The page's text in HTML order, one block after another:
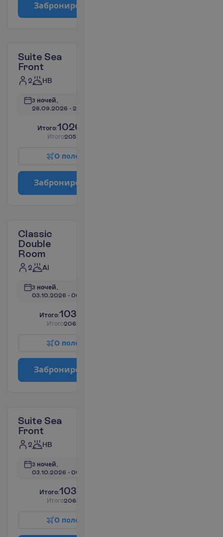
Заброниро
Suite Sea
Front
2 HB
3 ночей,
26.09.2026 - 29.09.2026
Итого:1026.63
Итого2053.26
О поле
Заброниро
Classic
Double
Room
2 AI
3 ночей,
03.10.2026 - 06.10.2026
Итого:1031.63
Итого2063.26
О поле
Заброниро
Suite Sea
Front
2 HB
3 ночей,
03.10.2026 - 06.10.2026
Итого:1031.63
Итого2063.26
О поле